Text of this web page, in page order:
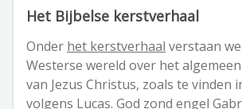
Het Bijbelse kerstverhaal
Onder het kerstverhaal verstaan
Westerse wereld over het
van Jezus Christus, zoals te vinden
volgens Lucas. God zond engel